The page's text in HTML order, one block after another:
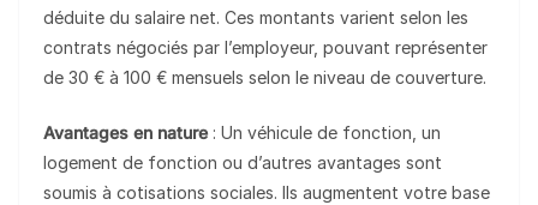
déduite du salaire net. Ces montants varient selon les
contrats négociés par l’employeur, pouvant représenter
de 30 € à 100 € mensuels selon le niveau de couverture.
Avantages en nature: Un véhicule de fonction, un
logement de fonction ou d’autres avantages sont
soumis à cotisations sociales. Ils augmentent votre base